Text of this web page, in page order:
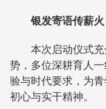
银发寄语传薪
本次启动仪式
势，多位深耕育人
验与时代要求，为
初心与实干精神。